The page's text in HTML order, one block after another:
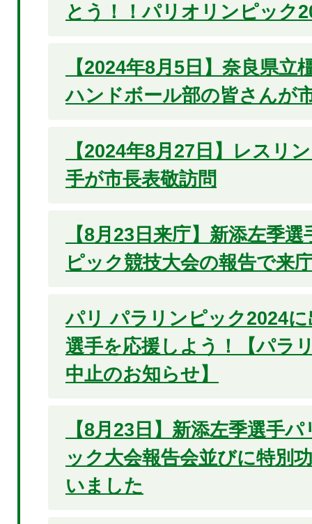
とう！！パリオリンピック
【2024年8月5日】奈良県立
ハンドボール部の皆さんが
【2024年8月27日】レスリ
手が市長表敬訪問
【8月23日来庁】新添左季
ピック競技大会の報告で来
パリ パラリンピック2024
選手を応援しよう！【パラ
中止のお知らせ】
【8月23日】新添左季選手
ック大会報告会並びに特別
いました